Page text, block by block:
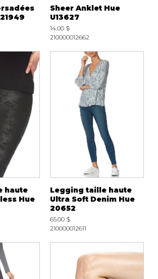
Sheer Anklet Hue
U13627
14.00 $
210000012662
haute
Hue
Legging taille haute
Ultra Soft Denim Hue
20652
65.00 $
210000012611